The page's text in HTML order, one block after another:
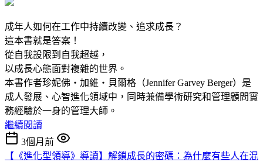
成年人如何在工作中持續改變、追求成長？
這本書就是答案！
從自我設限到自我超越，
以成長心態面對複雜的世界。
本書作者珍妮佛‧加維‧貝爾格（Jennifer Garvey Berger）是
成人發展、心智進化領域中，同時兼備學術研究和管理顧問實
務經驗於一身的管理大師。
繼續閱讀
3個月前
【《進化型領導》導讀】解鎖成長的密碼：為什麼有些人在混